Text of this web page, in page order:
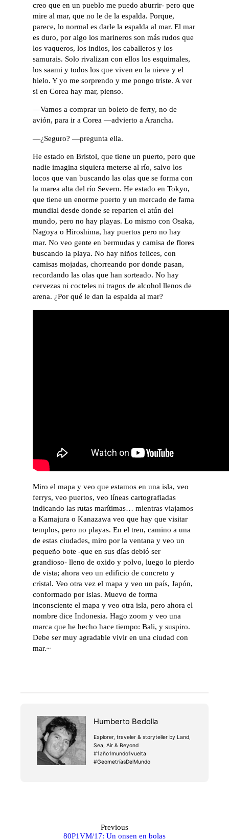
creo que en un pueblo me puedo aburrir- pero que
mire al mar, que no le de la espalda. Porque,
parece, lo normal es darle la espalda al mar. El mar
es duro, por algo los marineros son más rudos que
los vaqueros, los indios, los caballeros y los
samurais. Solo rivalizan con ellos los esquimales,
los saami y todos los que viven en la nieve y el
hielo. Y yo me sorprendo y me pongo triste. A ver
si en Corea hay mar, pienso.
—Vamos a comprar un boleto de ferry, no de
avión, para ir a Corea —advierto a Arancha.
—¿Seguro? —pregunta ella.
He estado en Bristol, que tiene un puerto, pero que
nadie imagina siquiera meterse al río, salvo los
locos que van buscando las olas que se forma con
la marea alta del río Severn. He estado en Tokyo,
que tiene un enorme puerto y un mercado de fama
mundial desde donde se reparten el atún del
mundo, pero no hay playas. Lo mismo con Osaka,
Nagoya o Hiroshima, hay puertos pero no hay
mar. No veo gente en bermudas y camisa de flores
buscando la playa. No hay niños felices, con
camisas mojadas, chorreando por donde pasan,
recordando las olas que han sorteado. No hay
cervezas ni cocteles ni tragos de alcohol llenos de
arena. ¿Por qué le dan la espalda al mar?
Miro el mapa y veo que estamos en una isla, veo
ferrys, veo puertos, veo líneas cartografiadas
indicando las rutas marítimas… mientras viajamos
a Kamajura o Kanazawa veo que hay que visitar
templos, pero no playas. En el tren, camino a una
de estas ciudades, miro por la ventana y veo un
pequeño bote -que en sus días debió ser
grandioso- lleno de oxido y polvo, luego lo pierdo
de vista; ahora veo un edificio de concreto y
cristal. Veo otra vez el mapa y veo un país, Japón,
conformado por islas. Muevo de forma
inconsciente el mapa y veo otra isla, pero ahora el
nombre dice Indonesia. Hago zoom y veo una
marca que he hecho hace tiempo: Bali, y suspiro.
Debe ser muy agradable vivir en una ciudad con
mar.~
Humberto Bedolla
Explorer, traveler & storyteller by Land,
Sea, Air & Beyond
#1año1mundo1vuelta
#GeometríasDelMundo
Previous
80P1VM/17: Un onsen en bolas